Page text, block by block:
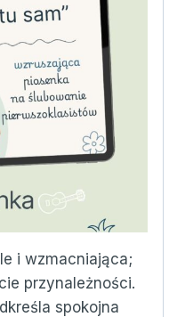
i wzmacniająca;
przynależności.
spokojna